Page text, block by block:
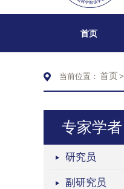
首页
当前位置： 首页>
专家学者
研究员
副研究员